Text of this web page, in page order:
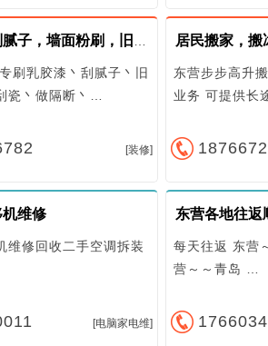
刷乳胶漆丶刮腻子丶旧
瓷丶做隔断丶…
[装修]
东营步步高升
业务 可提供长
维修
维修回收二手空调拆装
[电脑家电维]
东营各地往返
每天往返 东营
营～～青岛 …